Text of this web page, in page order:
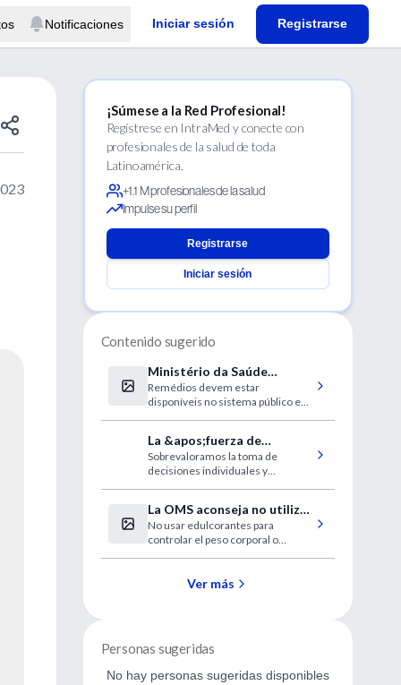
Notificaciones Iniciar sesión Registrarse
¡Súmese a la Red Profesional!
Regístrese en IntraMed y conecte con
profesionales de la salud de toda
Latinoamérica.
+1.1 M profesionales de la salud
Impulse su perfil
Registrarse
Iniciar sesión
Contenido sugerido
Ministério da Saúde
incorpora ao SUS dois
medicamentos contra
anemia
Remédios devem estar
disponíveis no sistema público em
La &apos;fuerza de
voluntad&apos; no es
suficiente
Sobrevaloramos la toma de
decisiones individuales y
comportamiento
La OMS aconseja no utilizar
edulcorantes sin azúcar
No usar edulcorantes para
controlar el peso corporal o
Ver más
Personas sugeridas
No hay personas sugeridas disponibles